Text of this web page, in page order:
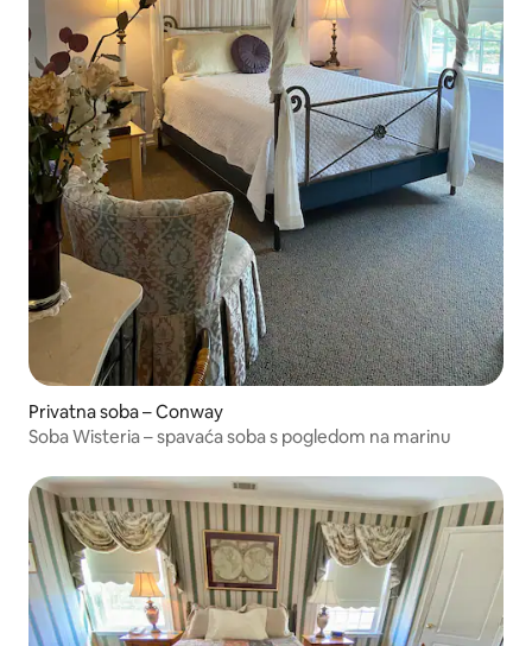
Privatna soba – Conway
Soba Wisteria – spavaća soba s pogledom na marinu